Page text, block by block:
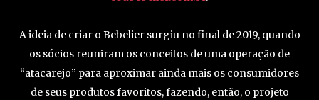
A ideia de criar o Bebelier surgiu no final de 2019, quando
os sócios reuniram os conceitos de uma operação de
“atacarejo” para aproximar ainda mais os consumidores
de seus produtos favoritos, fazendo, então, o projeto